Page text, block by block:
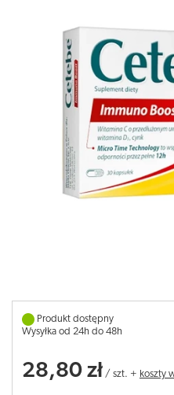
Produkt dostępny
Wysyłka od 24h do 48h
28,80 zł / szt. + koszty